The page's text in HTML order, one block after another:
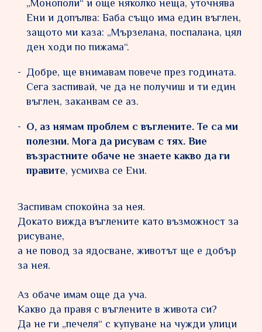
„Монополи“ и още няколко неща, уточнява
Ени и допълва: Баба също има един въглен,
защото ми каза: „Мързелана, поспалана, цял
ден ходи по пижама“.
Добре, ще внимавам повече през годината.
Сега заспивай, че да не получиш и ти един
въглен, заканвам се аз.
О, аз нямам проблем с въглените. Те са ми
полезни. Мога да рисувам с тях. Вие
възрастните обаче не знаете какво да ги
правите, усмихва се Ени.
Заспивам спокойна за нея.
Докато вижда въглените като възможност за
рисуване,
а не повод за ядосване, животът ще е добър
за нея.
Аз обаче имам още да уча.
Какво да правя с въглените в живота си?
Да не ги „печеля“ с купуване на чужди улици